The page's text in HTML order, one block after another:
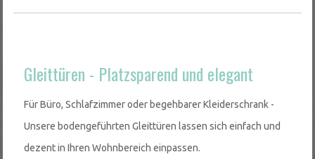
Gleittüren - Platzsparend und elegant
Für Büro, Schlafzimmer oder begehbarer Kleiderschrank -
Unsere bodengeführten Gleittüren lassen sich einfach und
dezent in Ihren Wohnbereich einpassen.